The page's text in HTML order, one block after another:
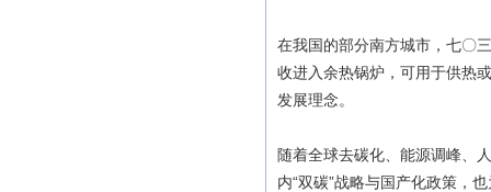
在我国的部分南方城市，七〇
收进入余热锅炉，可用于供热
发展理念。
随着全球去碳化、能源调峰、
内“双碳”战略与国产化政策，